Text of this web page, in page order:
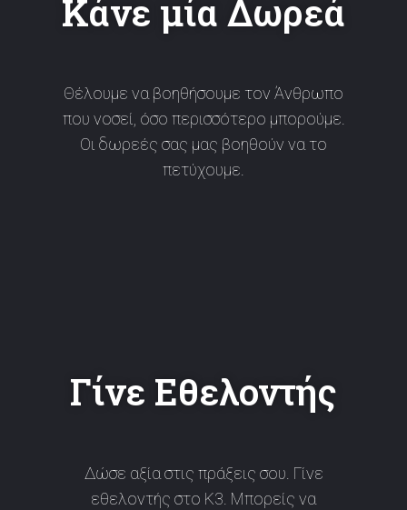
Κάνε μία Δωρεά
Θέλουμε να βοηθήσουμε τον Άνθρωπο
που νοσεί, όσο περισσότερο μπορούμε.
Οι δωρεές σας μας βοηθούν να το
πετύχουμε.
Γίνε Εθελοντής
Δώσε αξία στις πράξεις σου. Γίνε
εθελοντής στο Κ3. Μπορείς να